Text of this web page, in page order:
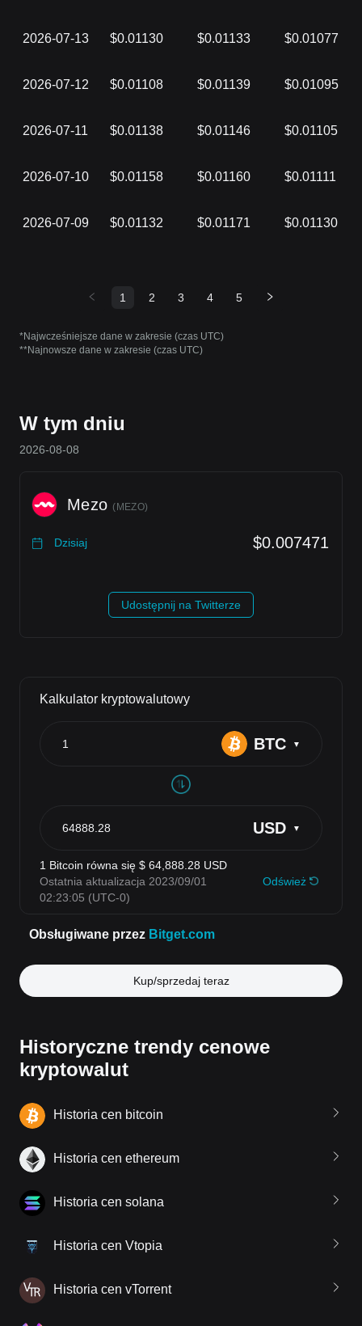
2026-07-13 $0.01130 $0.01133 $0.01077
2026-07-12 $0.01108 $0.01139 $0.01095
2026-07-11 $0.01138 $0.01146 $0.01105
2026-07-10 $0.01158 $0.01160 $0.01111
2026-07-09 $0.01132 $0.01171 $0.01130
1 2 3 4 5
*Najwcześniejsze dane w zakresie (czas UTC)
**Najnowsze dane w zakresie (czas UTC)
W tym dniu
2026-08-08
Mezo (MEZO)
Dzisiaj $0.007471
Udostępnij na Twitterze
Kup/sprzedaj teraz
Historyczne trendy cenowe
kryptowalut
Historia cen bitcoin
Historia cen ethereum
Historia cen solana
Historia cen Vtopia
Historia cen vTorrent